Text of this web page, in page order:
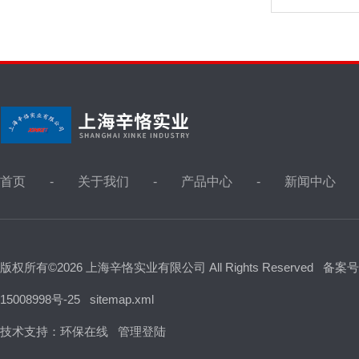
首页 关于我们 产品中心 新闻中心
版权所有©2026 上海辛恪实业有限公司 All Rights Reserved 备案
15008998号-25 sitemap.xml
技术支持： 环保在线 管理登陆